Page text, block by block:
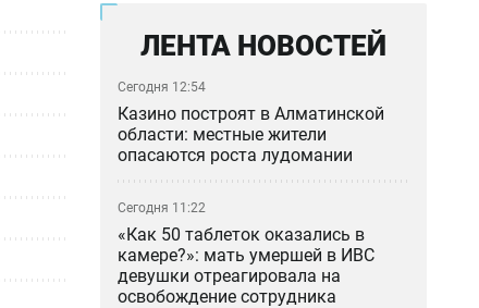
ЛЕНТА НОВОСТЕЙ
Сегодня 12:54
Казино построят в Алматинской
области: местные жители
опасаются роста лудомании
Сегодня 11:22
«Как 50 таблеток оказались в
камере?»: мать умершей в ИВС
девушки отреагировала на
освобождение сотрудника